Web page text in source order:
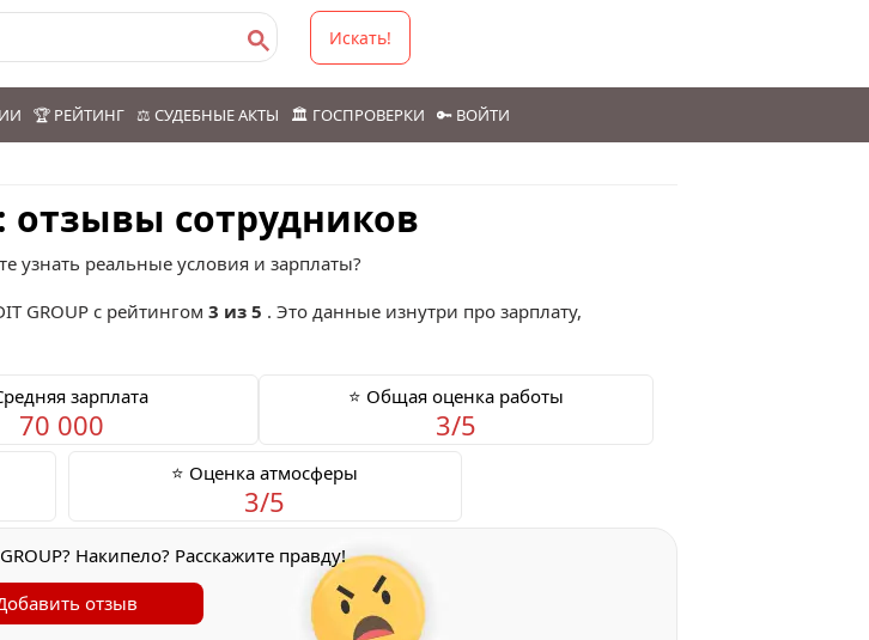
Искать!
🏆 РЕЙТИНГ ⚖️ СУДЕБНЫЕ АКТЫ 🏛️ ГОСПРОВЕРКИ 🔑 ВОЙТИ
отзывы сотрудников
узнать реальные условия и зарплаты?
GROUP с рейтингом 3 из 5 . Это данные изнутри про зарплату,
зарплата
70 000
⭐ Общая оценка работы
3/5
⭐ Оценка атмосферы
3/5
Накипело? Расскажите правду!
отзыв